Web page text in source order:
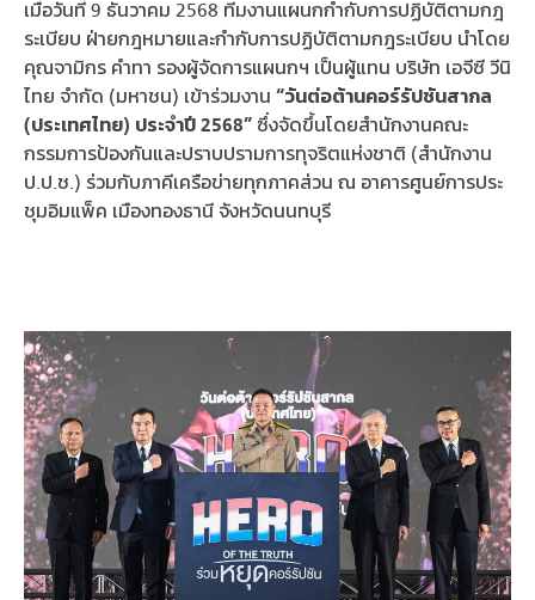
เมื่อวันที่ 9 ธันวาคม 2568 ทีมงานแผนกกำกับการปฏิบัติตามกฎ
ระเบียบ ฝ่ายกฎหมายและกำกับการปฏิบัติตามกฎระเบียบ นำโดย
คุณจามิกร คำทา รองผู้จัดการแผนกฯ เป็นผู้แทน บริษัท เอจีซี วีนิ
ไทย จำกัด (มหาชน) เข้าร่วมงาน “วันต่อต้านคอร์รัปชันสากล
(ประเทศไทย) ประจำปี 2568” ซึ่งจัดขึ้นโดยสำนักงานคณะ
กรรมการป้องกันและปราบปรามการทุจริตแห่งชาติ (สำนักงาน
ป.ป.ช.) ร่วมกับภาคีเครือข่ายทุกภาคส่วน ณ อาคารศูนย์การประ
ชุมอิมแพ็ค เมืองทองธานี จังหวัดนนทบุรี